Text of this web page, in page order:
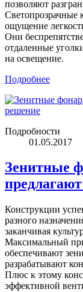
позволяют
Светопрозрачные
ощущение
Они
отдаленные
на освещение.
Подробнее
Подробности
01.05.2017
Зенитные
Конструкции
разного
заканчивая
Максимальный
обеспечивают
разрабатывают
Плюс к этому
эффективной